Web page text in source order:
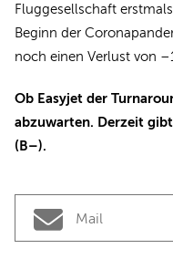
Fluggesellschaft
Beginn der
noch einen Verlust von
Ob Easyjet der
abzuwarten. Derzeit
(B–).
Mail